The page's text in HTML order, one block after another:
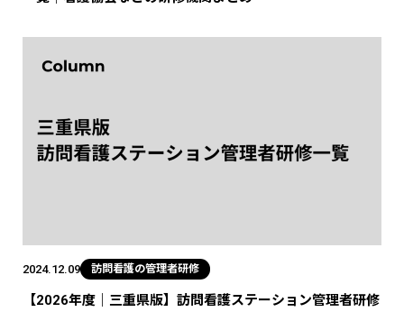
2024.12.09 訪問看護の管理者研修
【2026年度｜三重県版】訪問看護ステーション管理者研修